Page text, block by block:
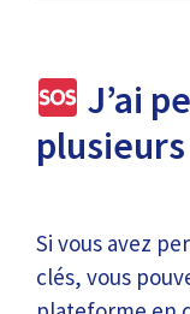
J’ai
Si vous avez
clés, vous